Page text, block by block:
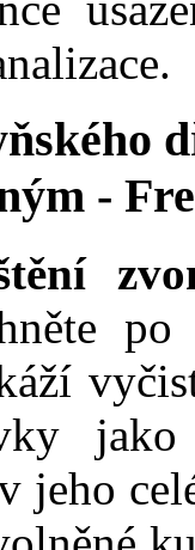
-
po
jeho